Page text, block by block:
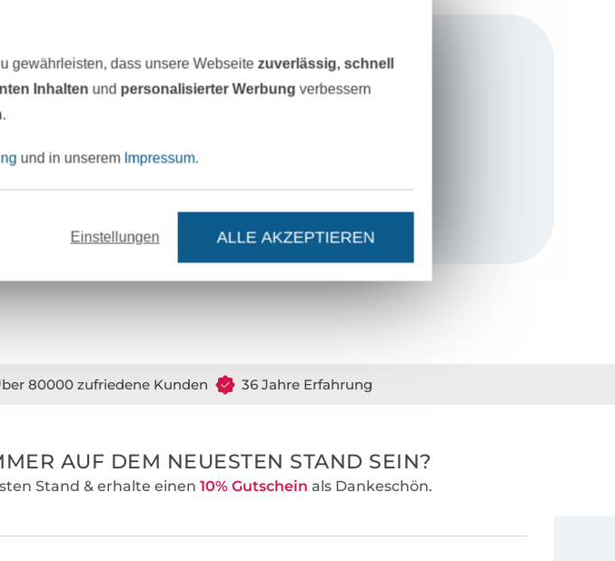
, das sind die
für unser Atelier, in dem wir viele
verbringen. Uns beide verbindet die
moderner Mode mit feinen Details.
und leicht verständlichen Anleitungen für
80000 zufriedene Kunden 36 Jahre Erfahrung
AUF DEM NEUESTEN STAND SEIN?
Stand & erhalte einen 10% Gutschein als Dankeschön.
gewährleisten, dass unsere Webseitezuverlässig, schnell
Inhalten und personalisierter Werbung verbessern
.
und in unserem Impressum.
Einstellungen ALLE AKZEPTIEREN